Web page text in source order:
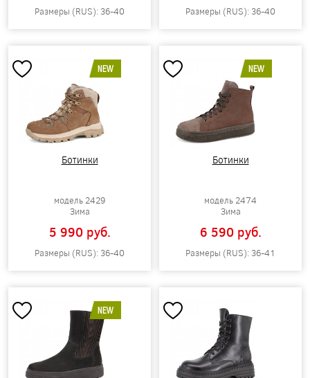
Размеры (RUS): 36-40 Размеры (RUS): 36-40
NEW
Ботинки
модель 2429
Зима
5 990 pуб.
Размеры (RUS): 36-40
NEW
Ботинки
модель 2474
Зима
6 590 pуб.
Размеры (RUS): 36-41
NEW